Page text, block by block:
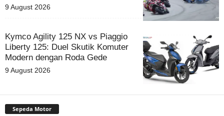
9 August 2026
Kymco Agility 125 NX vs Piaggio
Liberty 125: Duel Skutik Komuter
Modern dengan Roda Gede
9 August 2026
Sepeda Motor